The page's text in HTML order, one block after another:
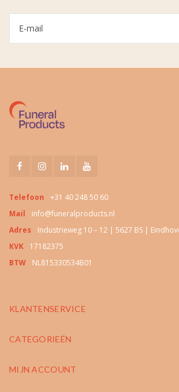
Telefoon
+31 40 248 50 60
Mail
info@funeralproducts.nl
Adres
Industrieweg 10 – 12 | 5627 BS |
KVK
17182375
BTW
NL815330534B01
KLANTENSERVICE
CATEGORIEËN
MIJN ACCOUNT